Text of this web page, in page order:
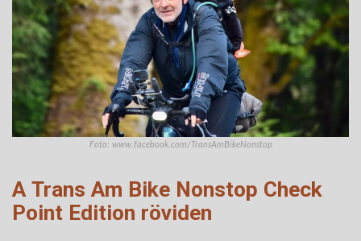
Foto: www.facebook.com/TransAmBikeNonstop
A Trans Am Bike Nonstop Check
Point Edition röviden